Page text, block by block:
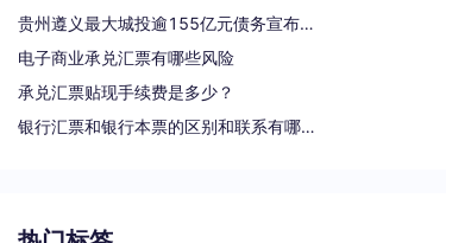
贵州遵义最大城投逾155亿元债务宣布重组
电子商业承兑汇票有哪些风险
承兑汇票贴现手续费是多少？
银行汇票和银行本票的区别和联系有哪些（一文读懂支票、本票和汇票的区别）